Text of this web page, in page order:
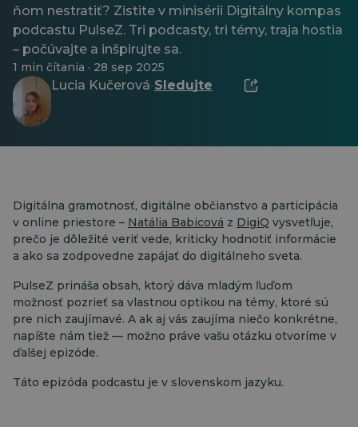
ňom nestratiť? Zistite v minisérii Digitálny kompas
podcastu PulseZ. Tri podcasty, tri témy, traja hostia
– počúvajte a inšpirujte sa.
1 min čítania · 28 sep 2025
Lucia Kučerová· Sledujte
Digitálna gramotnosť, digitálne občianstvo a participácia
v online priestore – Natália Babicová z DigiQ vysvetľuje,
prečo je dôležité veriť vede, kriticky hodnotiť informácie
a ako sa zodpovedne zapájať do digitálneho sveta.
PulseZ prináša obsah, ktorý dáva mladým ľuďom
možnosť pozrieť sa vlastnou optikou na témy, ktoré sú
pre nich zaujímavé. A ak aj vás zaujíma niečo konkrétne,
napíšte nám tiež — možno práve vašu otázku otvoríme v
ďalšej epizóde.
Táto epizóda podcastu je v slovenskom jazyku.